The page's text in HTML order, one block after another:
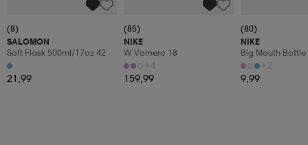
(8)
SALOMON
Soft Flask 500ml/17oz 42
21,99
(85)
NIKE
W Vomero 18
+4
159,99
(80)
NIKE
+2
9,99